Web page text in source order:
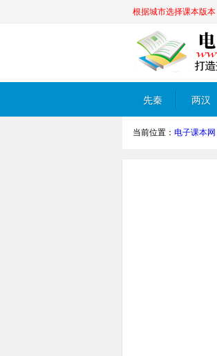
根据城市选择课本版本
先秦 两汉
当前位置： 电子课本网